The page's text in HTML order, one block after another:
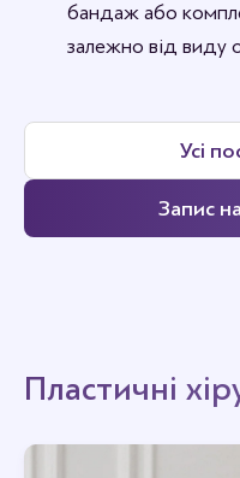
бандаж або
залежно від виду
Усі
Запис
Пластичні